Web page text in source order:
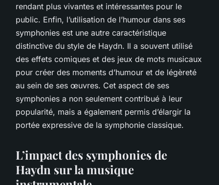
rendant plus vivantes et intéressantes pour le
public. Enfin, l’utilisation de l’humour dans ses
symphonies est une autre caractéristique
distinctive du style de Haydn. Il a souvent utilisé
des effets comiques et des jeux de mots musicaux
pour créer des moments d’humour et de légèreté
au sein de ses œuvres. Cet aspect de ses
symphonies a non seulement contribué à leur
popularité, mais a également permis d’élargir la
portée expressive de la symphonie classique.
L’impact des symphonies de
Haydn sur la musique